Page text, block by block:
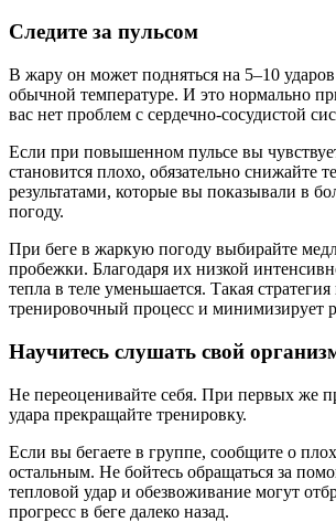
Следите за пульсом
В жару он может подняться на 5–10
обычной температуре. И это нормально
вас нет проблем с сердечно-сосудистой
Если при повышенном пульсе вы
становится плохо, обязательно снижайте
результатами, которые вы показывали в
погоду.
При беге в жаркую погоду выбирайте
пробежки. Благодаря их низкой
тепла в теле уменьшается. Такая
тренировочный процесс и минимизирует
Научитесь слушать свой
Не переоценивайте себя. При первых же
удара прекращайте тренировку.
Если вы бегаете в группе, сообщите о
остальным. Не бойтесь обращаться за
тепловой удар и обезвоживание могут
прогресс в беге далеко назад.